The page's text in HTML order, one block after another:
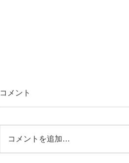
冬のドライアイ
コメント
コメントを追加…